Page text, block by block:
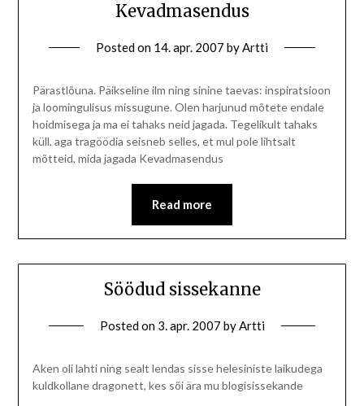
Kevadmasendus
Posted on 14. apr. 2007 byArtti
Pärastlõuna. Päikseline ilm ning sinine taevas: inspiratsioon
ja loomingulisus missugune. Olen harjunud mõtete endale
hoidmisega ja ma ei tahaks neid jagada. Tegelikult tahaks
küll, aga tragöödia seisneb selles, et mul pole lihtsalt
mõtteid, mida jagada Kevadmasendus
Read more
Söödud sissekanne
Posted on 3. apr. 2007 byArtti
Aken oli lahti ning sealt lendas sisse helesiniste laikudega
kuldkollane dragonett, kes sõi ära mu blogisissekande